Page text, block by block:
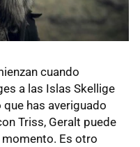
cuando
a las Islas Skellige
has averiguado
Triss, Geralt puede
momento. Es otro